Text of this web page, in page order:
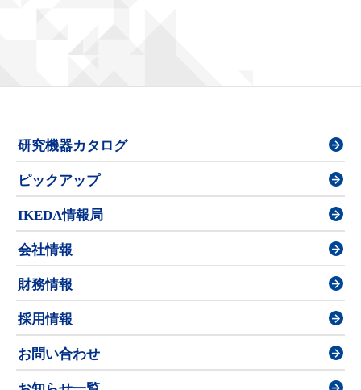
研究機器カタログ
ピックアップ
IKEDA情報局
会社情報
財務情報
採用情報
お問い合わせ